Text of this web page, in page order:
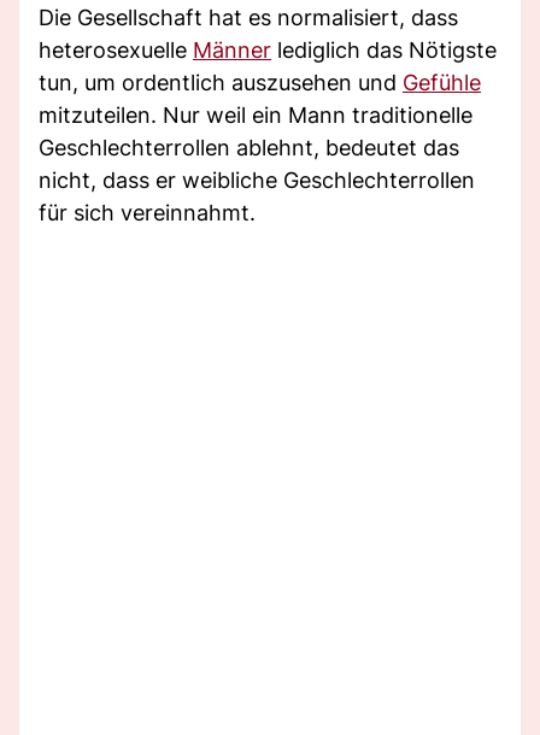
Die Gesellschaft hat es normalisiert, dass
heterosexuelle Männer lediglich das Nötigste
tun, um ordentlich auszusehen und Gefühle
mitzuteilen. Nur weil ein Mann traditionelle
Geschlechterrollen ablehnt, bedeutet das
nicht, dass er weibliche Geschlechterrollen
für sich vereinnahmt.